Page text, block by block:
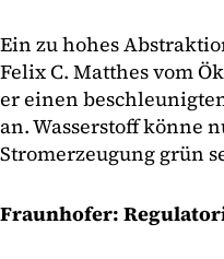
Ein zu hohes
Felix C. Matthes vom
er einen
an. Wasserstoff könne
Stromerzeugung grün
Fraunhofer: